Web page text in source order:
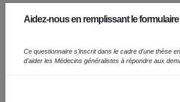
Aidez-nous en remplissant le formulaire
Ce questionnaire s'inscrit dans le cadre d'une thèse
d'aider les Médecins généralistes à répondre aux